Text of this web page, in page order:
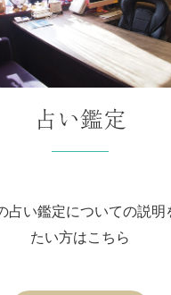
占い鑑定
占い鑑定についての説明
たい方はこちら